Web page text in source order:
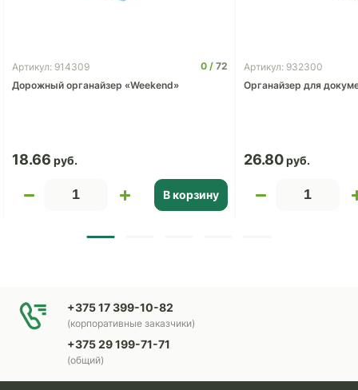
Артикул: 914309 0
72
Дорожный органайзер «Weekend»
18.66
В корзину
Артикул: 932300
Органайзер для
26.80
+375 17 399-10-82
(корпоративные заказчики)
+375 29 199-71-71
(общий)